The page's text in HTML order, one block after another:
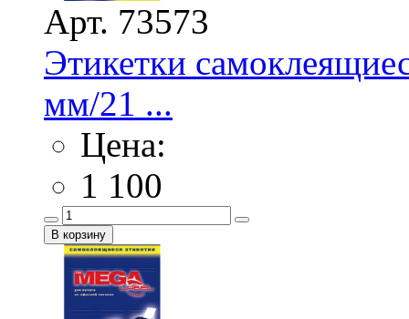
Арт. 73573
Этикетки
мм/21 ...
Цена:
1 100